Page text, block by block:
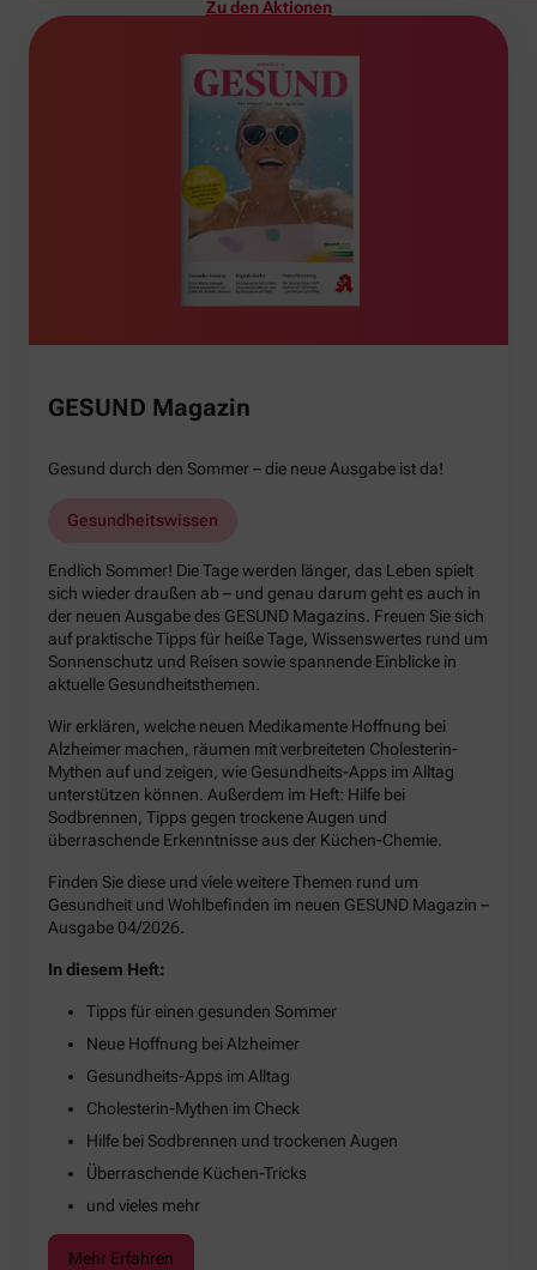
Zu den Aktionen
GESUND Magazin
Gesund durch den Sommer – die neue Ausgabe ist da!
Gesundheitswissen
Endlich Sommer! Die Tage werden länger, das Leben spielt
sich wieder draußen ab – und genau darum geht es auch in
der neuen Ausgabe des GESUND Magazins. Freuen Sie sich
auf praktische Tipps für heiße Tage, Wissenswertes rund um
Sonnenschutz und Reisen sowie spannende Einblicke in
aktuelle Gesundheitsthemen.
Wir erklären, welche neuen Medikamente Hoffnung bei
Alzheimer machen, räumen mit verbreiteten Cholesterin-
Mythen auf und zeigen, wie Gesundheits-Apps im Alltag
unterstützen können. Außerdem im Heft: Hilfe bei
Sodbrennen, Tipps gegen trockene Augen und
überraschende Erkenntnisse aus der Küchen-Chemie.
Finden Sie diese und viele weitere Themen rund um
Gesundheit und Wohlbefinden im neuen GESUND Magazin –
Ausgabe 04/2026.
In diesem Heft:
Tipps für einen gesunden Sommer
Neue Hoffnung bei Alzheimer
Gesundheits-Apps im Alltag
Cholesterin-Mythen im Check
Hilfe bei Sodbrennen und trockenen Augen
Überraschende Küchen-Tricks
und vieles mehr
Mehr Erfahren